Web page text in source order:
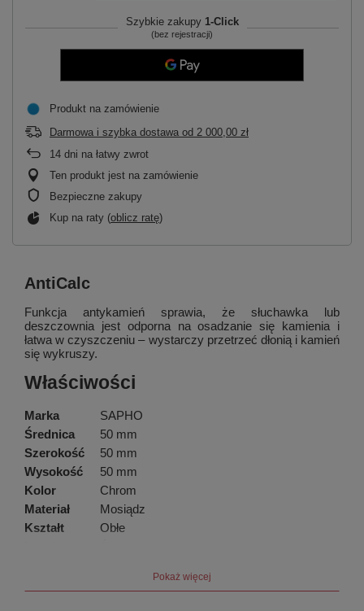
Szybkie zakupy 1-Click
(bez rejestracji)
Produkt na zamówienie
Darmowa i szybka dostawa od 2 000,00 zł
14 dni na łatwy zwrot
Ten produkt jest na zamówienie
Bezpieczne zakupy
Kup na raty (oblicz ratę)
AntiCalc
Funkcja antykamień sprawia, że słuchawka lub
deszczownia jest odporna na osadzanie się kamienia i
łatwa w czyszczeniu – wystarczy przetrzeć dłonią i kamień
się wykruszy.
Właściwości
Marka
SAPHO
Średnica
50 mm
Szerokość
50 mm
Wysokość
50 mm
Kolor
Chrom
Materiał
Mosiądz
Kształt
Obłe
Pokaż więcej